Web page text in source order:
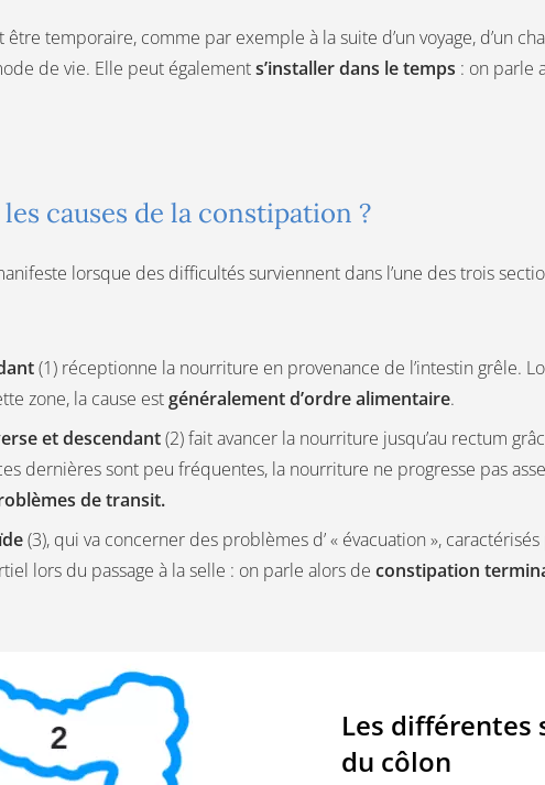
temporaire, comme par exemple à la suite d’un voyage, d’un
de vie. Elle peut égalements’installer dans le temps : on parle
causes de la constipation ?
lorsque des difficultés surviennent dans l’une des trois
(1) réceptionne la nourriture en provenance de l’intestin grêle.
zone, la cause estgénéralement d’ordre alimentaire.
et descendant(2) fait avancer la nourriture jusqu’au rectum
dernières sont peu fréquentes, la nourriture ne progresse pas
de transit.
(3), qui va concerner des problèmes d’ « évacuation »,
lors du passage à la selle : on parle alors de constipation
Les différentes
du côlon